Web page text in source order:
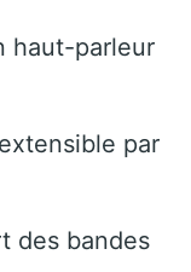
haut-parleur
par
des bandes